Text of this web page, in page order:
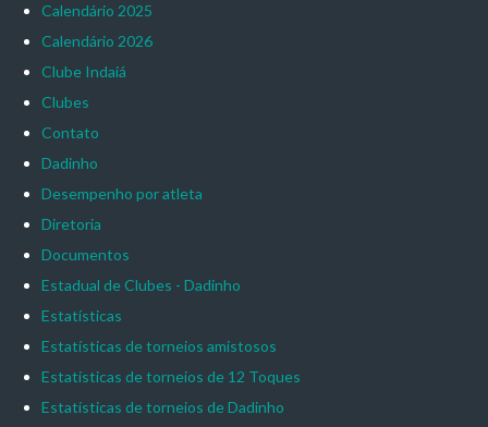
Calendário 2025
Calendário 2026
Clube Indaiá
Clubes
Contato
Dadinho
Desempenho por atleta
Diretoria
Documentos
Estadual de Clubes - Dadinho
Estatísticas
Estatísticas de torneios amistosos
Estatísticas de torneios de 12 Toques
Estatísticas de torneios de Dadinho